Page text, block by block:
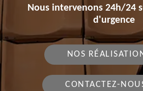
Nous intervenons 24h/24
d'urgence
NOS
CONTACTEZ-